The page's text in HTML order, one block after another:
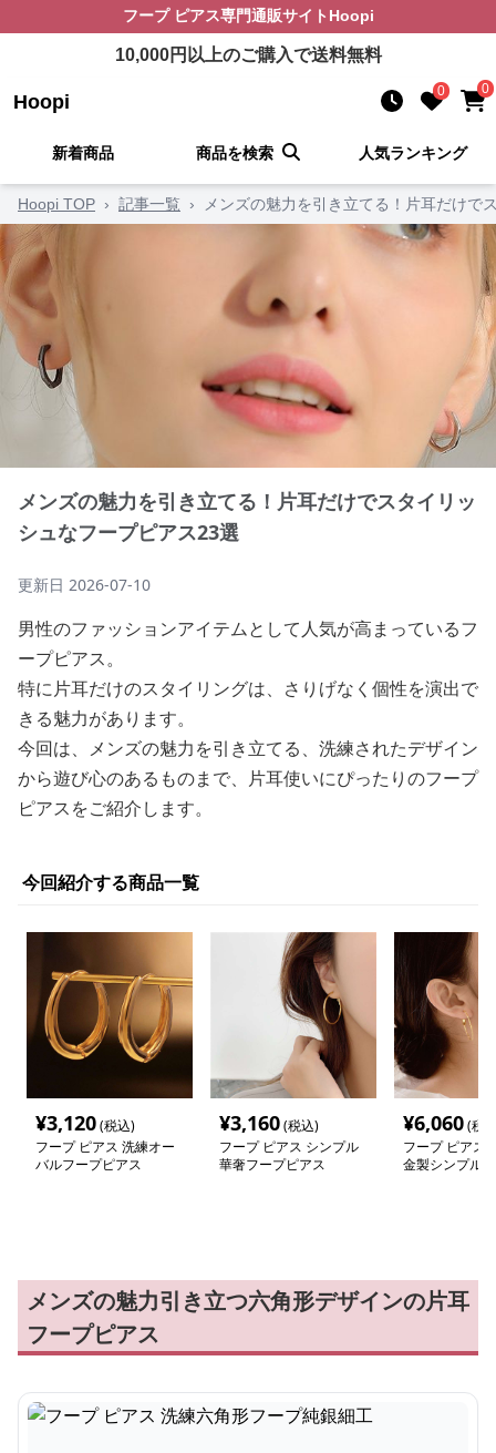
フープ ピアス専門通販サイト Hoopi
10,000円以上のご購入で送料無料
Hoopi 0 0
新着商品 商品を検索 人気ランキング
Hoopi TOP › 記事一覧 › メンズの魅力を引き立てる！片耳だけで
メンズの魅力を引き立てる！片耳だけでスタイリッ
シュなフープピアス23選
更新日 2026-07-10
男性のファッションアイテムとして人気が高まっているフ
ープピアス。
特に片耳だけのスタイリングは、さりげなく個性を演出で
きる魅力があります。
今回は、メンズの魅力を引き立てる、洗練されたデザイン
から遊び心のあるものまで、片耳使いにぴったりのフープ
ピアスをご紹介します。
今回紹介する商品一覧
¥3,120(税込)
フープ ピアス 洗練オー
バルフープピアス
¥3,160(税込)
フープ ピアス シンプル
華奢フープピアス
¥6,060(税
フープ ピアス
金製シンプル
メンズの魅力引き立つ六角形デザインの片耳
フープピアス